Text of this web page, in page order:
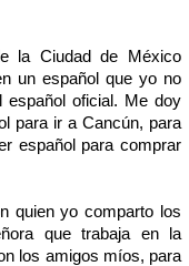
la Ciudad de México
un español que yo no
español oficial. Me doy
para ir a Cancún, para
español para comprar
quien yo comparto los
que trabaja en la
los amigos míos, para